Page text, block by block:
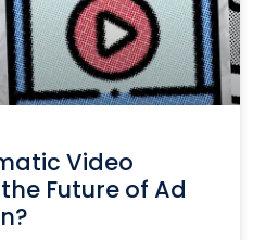
Video
Future of Ad